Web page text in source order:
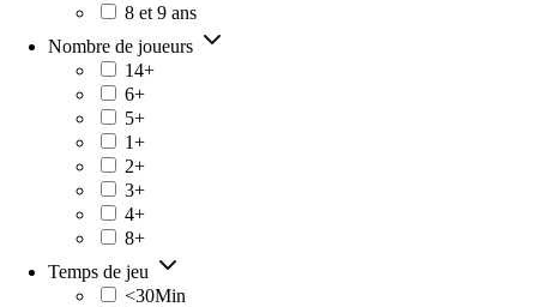
8 et 9 ans
Nombre de joueurs
14+
6+
5+
1+
2+
3+
4+
8+
Temps de jeu
<30Min